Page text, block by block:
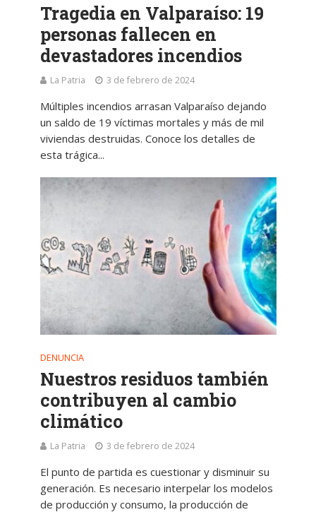
Tragedia en Valparaíso: 19
personas fallecen en
devastadores incendios
La Patria 3 de febrero de 2024
Múltiples incendios arrasan Valparaíso dejando
un saldo de 19 víctimas mortales y más de mil
viviendas destruidas. Conoce los detalles de
esta trágica...
DENUNCIA
Nuestros residuos también
contribuyen al cambio
climático
La Patria 3 de febrero de 2024
El punto de partida es cuestionar y disminuir su
generación. Es necesario interpelar los modelos
de producción y consumo, la producción de